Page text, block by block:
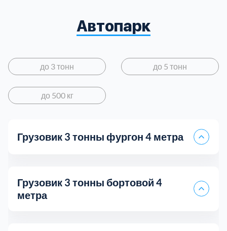
Автопарк
до 3 тонн до 5 тонн
до 500 кг
Грузовик 3 тонны фургон 4 метра
Грузовик 3 тонны бортовой 4
метра